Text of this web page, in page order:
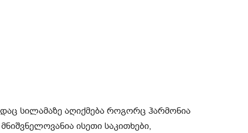
სილამაზე აღიქმება როგორც ჰარმონია
ისეთი საკითხები,